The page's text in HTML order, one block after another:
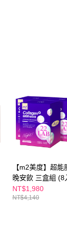
【m2美度】超能
晚安飲 三盒組 (8
NT$1,980
NT$4,140